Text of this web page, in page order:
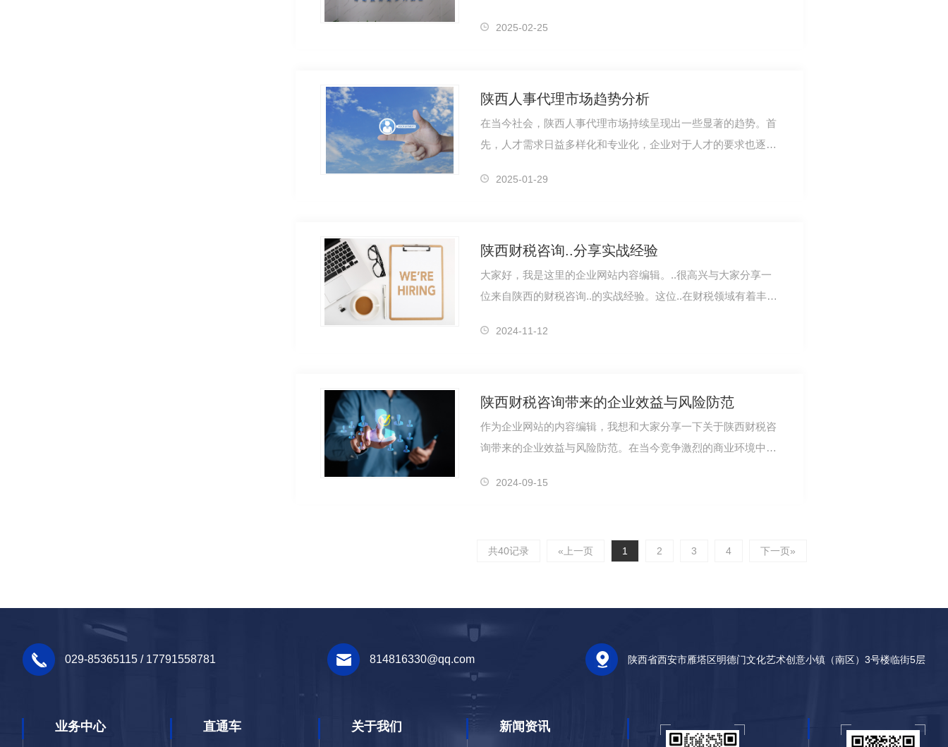
2025-02-25
陕西人事代理市场趋势分析
在当今社会，陕西人事代理市场持续呈现出一些显著的趋势。首
先，人才需求日益多样化和专业化，企业对于人才的要求也逐渐
2025-01-29
陕西财税咨询..分享实战经验
大家好，我是这里的企业网站内容编辑。..很高兴与大家分享一
位来自陕西的财税咨询..的实战经验。这位..在财税领域有着丰富
2024-11-12
陕西财税咨询带来的企业效益与风险防范
作为企业网站的内容编辑，我想和大家分享一下关于陕西财税咨
询带来的企业效益与风险防范。在当今竞争激烈的商业环境中，
2024-09-15
共40记录 «上一页 1 2 3 4 下一页»
029-85365115 / 17791558781 814816330@qq.com 陕西省西安市雁塔区明德门文化艺术创意小镇（南区）3号楼临街5层
业务中心 直通车 关于我们 新闻资讯